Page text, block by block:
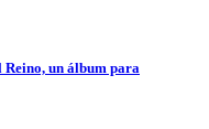
Reino, un álbum para